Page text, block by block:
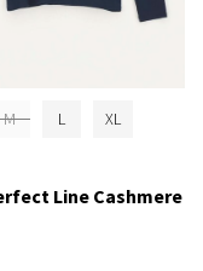
M L XL
Line Cashmere